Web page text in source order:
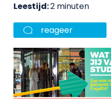
Leestijd:2 minuten
reageer